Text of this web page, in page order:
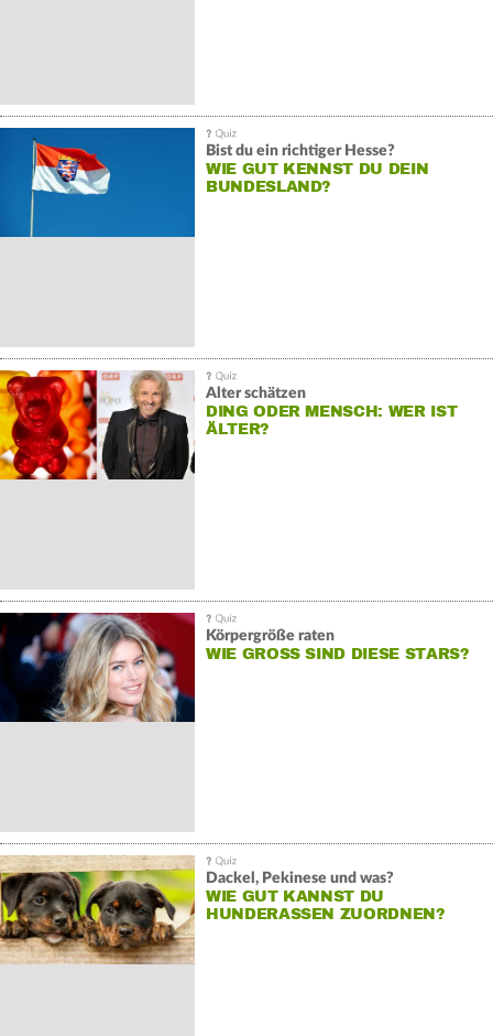
Bist du ein richtiger Hesse?
WIE GUT KENNST DU DEIN
BUNDESLAND?
Alter schätzen
DING ODER MENSCH: WER IST
ÄLTER?
Körpergröße raten
WIE GROSS SIND DIESE STARS?
Dackel, Pekinese und was?
WIE GUT KANNST DU
HUNDERASSEN ZUORDNEN?